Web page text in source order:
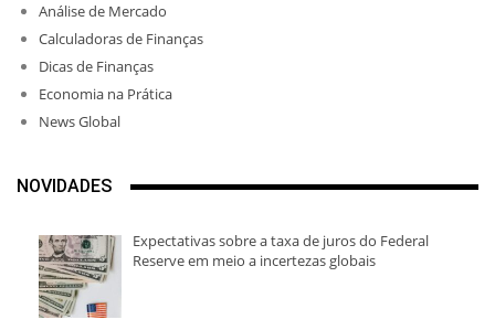
Análise de Mercado
Calculadoras de Finanças
Dicas de Finanças
Economia na Prática
News Global
NOVIDADES
Expectativas sobre a taxa de juros do Federal
Reserve em meio a incertezas globais